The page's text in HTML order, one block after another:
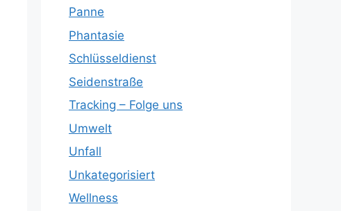
Panne
Phantasie
Schlüsseldienst
Seidenstraße
Tracking – Folge uns
Umwelt
Unfall
Unkategorisiert
Wellness